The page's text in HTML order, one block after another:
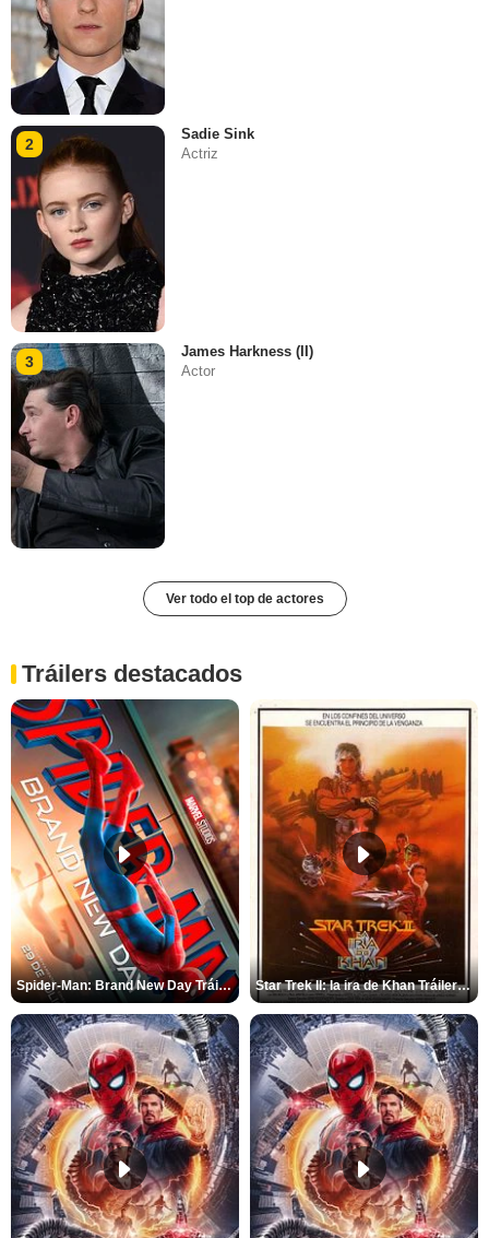
2
Sadie Sink
Actriz
3
James Harkness (II)
Actor
Ver todo el top de actores
Tráilers destacados
Spider-Man: Brand New Day Tráiler (3) Star Trek II: la ira de Khan Tráiler VO